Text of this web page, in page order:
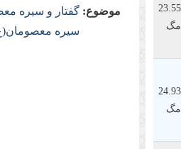
23.55
مگ
24.93
مگ
موضوع:گفتار و سیره
سیره